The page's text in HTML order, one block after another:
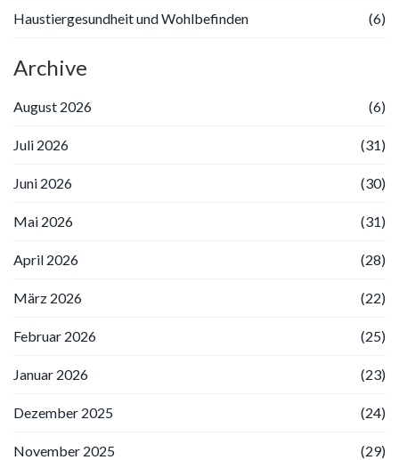
Haustiergesundheit und Wohlbefinden (6)
Archive
August 2026 (6)
Juli 2026 (31)
Juni 2026 (30)
Mai 2026 (31)
April 2026 (28)
März 2026 (22)
Februar 2026 (25)
Januar 2026 (23)
Dezember 2025 (24)
November 2025 (29)